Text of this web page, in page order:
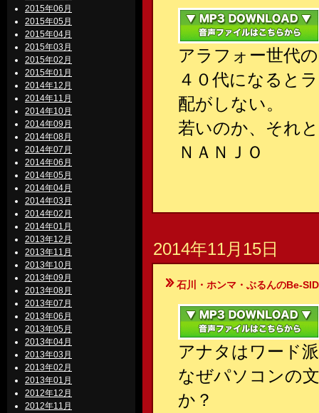
2015年06月
2015年05月
2015年04月
2015年03月
2015年02月
2015年01月
2014年12月
2014年11月
2014年10月
2014年09月
2014年08月
2014年07月
2014年06月
2014年05月
2014年04月
2014年03月
2014年02月
2014年01月
2013年12月
2013年11月
2013年10月
2013年09月
2013年08月
2013年07月
2013年06月
2013年05月
2013年04月
2013年03月
2013年02月
2013年01月
2012年12月
2012年11月
アラフォー世代
４０代になると
配がしない。
若いのか、それ
ＮＡＮＪＯ
2014年11月15日
石川・ホンマ・ぶるんのBe-
アナタはワード
なぜパソコンの
か？